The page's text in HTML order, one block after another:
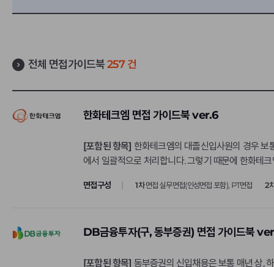
은행/증권/보험 (27)
(8) 롯데호텔
미래엔
삼성E&A
삼성물산(패션)
전체 면접가이드북257 건
한화테크엠 면접 가이드북 ver.6
[포함된 항목] 한화테크엠의 대졸신입사원의 경우 보
에서 일괄적으로 처리합니다. 그렇기 때문에 한화테
면접구성 1차면접 실무면접(인성면접 포함), PT면접 2
DB금융투자(구, 동부증권) 면접 가이드북
[포함된 항목] 동부증권의 신입채용은 보통 매년 상, 하반기(4~5월, 10~11월경)에 공